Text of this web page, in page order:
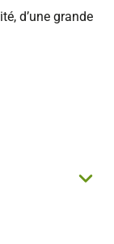
d’une grande